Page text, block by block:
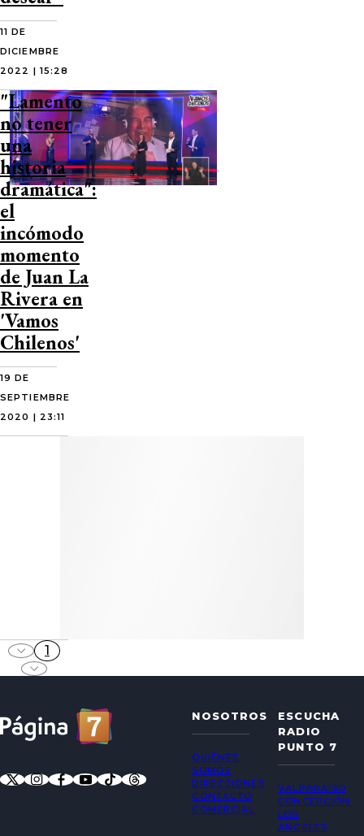
11 DE
DICIEMBRE
2022 | 15:28
"Lamento
no tener
una
historia
dramática":
el
incómodo
momento
de Juan La
Rivera en
'Vamos
Chilenos'
19 DE
SEPTIEMBRE
2020 | 23:11
1
NOSOTROS
QUIÉNES
SOMOS
DIRECCIONES
CONTACTO
COMERCIAL
ESCUCHA
RADIO
PUNTO 7
VALPARAÍSO
CONCEPCIÓN
LOS
ÁNGELES